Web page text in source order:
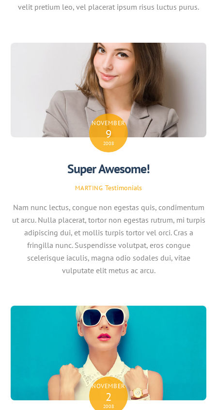
velit pretium leo, vel placerat ipsum risus luctus purus.
NOVEMBER
9
2008
Super Awesome!
MARTING Testimonials
Nam nunc lectus, congue non egestas quis, condimentum
ut arcu. Nulla placerat, tortor non egestas rutrum, mi turpis
adipiscing dui, et mollis turpis tortor vel orci. Cras a
fringilla nunc. Suspendisse volutpat, eros congue
scelerisque iaculis, magna odio sodales dui, vitae
vulputate elit metus ac arcu.
NOVEMBER
2
2008